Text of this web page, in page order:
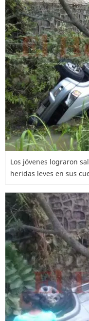
Los jóvenes lograron
heridas leves en sus